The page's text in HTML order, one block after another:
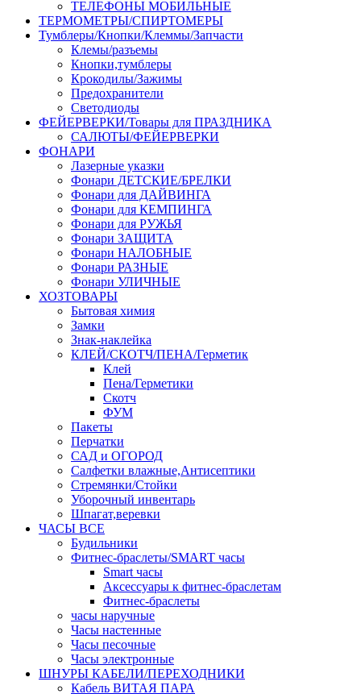
ТЕЛЕФОНЫ МОБИЛЬНЫЕ
ТЕРМОМЕТРЫ/СПИРТОМЕРЫ
Тумблеры/Кнопки/Клеммы/Запчасти
Клемы/разъемы
Кнопки,тумблеры
Крокодилы/Зажимы
Предохранители
Светодиоды
ФЕЙЕРВЕРКИ/Товары для ПРАЗДНИКА
САЛЮТЫ/ФЕЙЕРВЕРКИ
ФОНАРИ
Лазерные указки
Фонари ДЕТСКИЕ/БРЕЛКИ
Фонари для ДАЙВИНГА
Фонари для КЕМПИНГА
Фонари для РУЖЬЯ
Фонари ЗАЩИТА
Фонари НАЛОБНЫЕ
Фонари РАЗНЫЕ
Фонари УЛИЧНЫЕ
ХОЗТОВАРЫ
Бытовая химия
Замки
Знак-наклейка
КЛЕЙ/СКОТЧ/ПЕНА/Герметик
Клей
Пена/Герметики
Скотч
ФУМ
Пакеты
Перчатки
САД и ОГОРОД
Салфетки влажные,Антисептики
Стремянки/Стойки
Уборочный инвентарь
Шпагат,веревки
ЧАСЫ ВСЕ
Будильники
Фитнес-браслеты/SMART часы
Smart часы
Аксессуары к фитнес-браслетам
Фитнес-браслеты
часы наручные
Часы настенные
Часы песочные
Часы электронные
ШНУРЫ КАБЕЛИ/ПЕРЕХОДНИКИ
Кабель ВИТАЯ ПАРА